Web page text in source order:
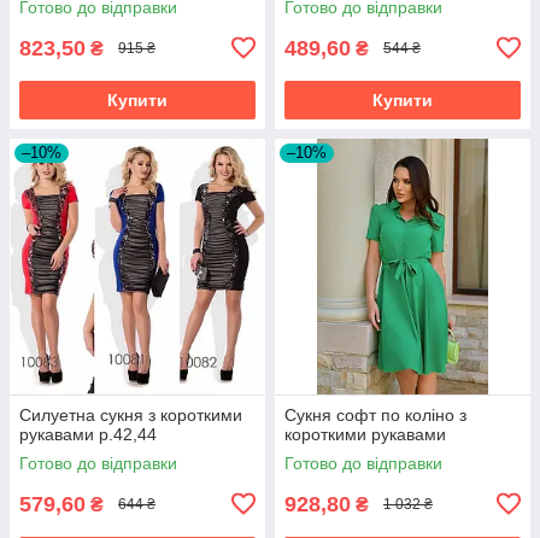
Готово до відправки
823,50 ₴ 915 ₴
Купити
Готово до відправки
489,60 ₴ 544 ₴
Купити
–10%
Силуетна сукня з короткими
рукавами р.42,44
Готово до відправки
579,60 ₴ 644 ₴
–10%
Сукня софт по коліно з
короткими рукавами
Готово до відправки
928,80 ₴ 1 032 ₴